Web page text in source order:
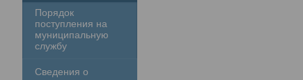
Порядок
поступления на
муниципальную
службу
Сведения о